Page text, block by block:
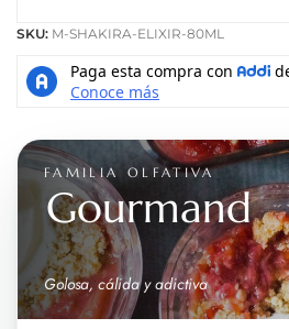
SKU: M-SHAKIRA-ELIXIR-80ML
FAMILIA OLFATIVA
Gourmand
Golosa, cálida y adictiva